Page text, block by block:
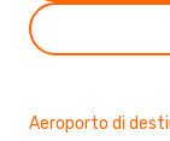
Aeroporto di